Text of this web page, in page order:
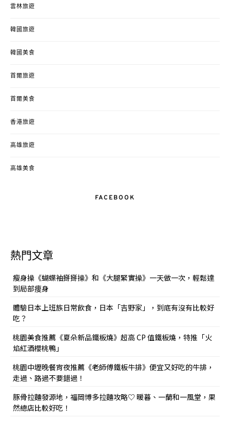
雲林旅遊
韓國旅遊
韓國美食
首爾旅遊
首爾美食
香港旅遊
高雄旅遊
高雄美食
FACEBOOK
熱門文章
瘦身操《蝴蝶袖掰掰操》和《大腿緊實操》一天做一次，輕鬆達
到局部痩身
體驗日本上班族日常飲食，日本「吉野家」，到底有沒有比較好
吃？
桃園美食推薦《夏朵新品鐵板燒》超高 CP 值鐵板燒，特推「火
焰紅酒櫻桃鴨」
桃園中壢晚餐宵夜推薦《老師傅鐵板牛排》便宜又好吃的牛排，
走過、路過不要錯過！
豚骨拉麵發源地，福岡博多拉麵攻略♡ 暖暮、一蘭和一風堂，果
然總店比較好吃！